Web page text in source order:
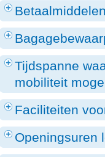
Tijdspanne
mobiliteit
Faciliteiten
Openingsuren